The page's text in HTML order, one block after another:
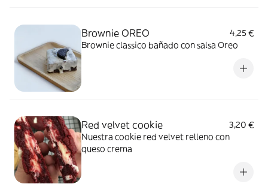
Brownie OREO
4,25 €
Brownie classico bañado con salsa Oreo
Red velvet cookie
3,20 €
Nuestra cookie red velvet relleno con
queso crema